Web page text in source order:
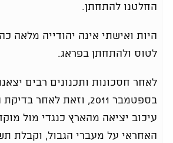
החלטנו להתחתן.
היות ואישתי אינה יהודייה מלאה
לטוס ולהתחתן בפראג.
לאחר חסכונות ותכנונים רבים
בספטמבר 2011, וזאת לאחר
עיכוב יציאה מהארץ כנגדי מול
האחראי על מעברי הגבול, וקבלת